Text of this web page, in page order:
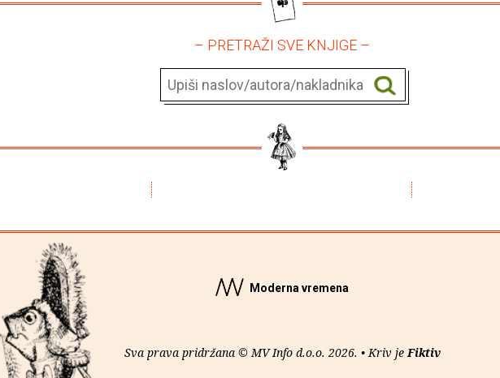
– PRETRAŽI SVE KNJIGE –
Moderna vremena
Sva prava pridržana © MV Info d.o.o. 2026. • Kriv je Fiktiv